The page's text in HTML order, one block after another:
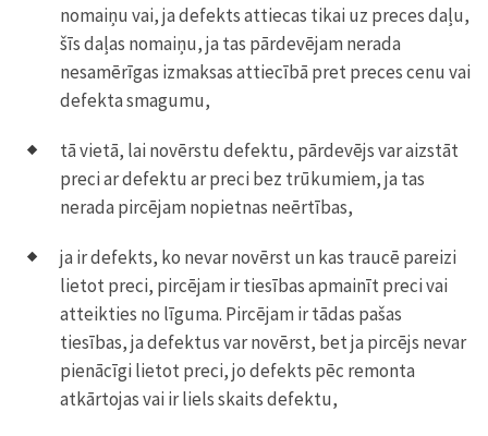
nomaiņu vai, ja defekts attiecas tikai uz preces daļu,
šīs daļas nomaiņu, ja tas pārdevējam nerada
nesamērīgas izmaksas attiecībā pret preces cenu vai
defekta smagumu,
tā vietā, lai novērstu defektu, pārdevējs var aizstāt
preci ar defektu ar preci bez trūkumiem, ja tas
nerada pircējam nopietnas neērtības,
ja ir defekts, ko nevar novērst un kas traucē pareizi
lietot preci, pircējam ir tiesības apmainīt preci vai
atteikties no līguma. Pircējam ir tādas pašas
tiesības, ja defektus var novērst, bet ja pircējs nevar
pienācīgi lietot preci, jo defekts pēc remonta
atkārtojas vai ir liels skaits defektu,